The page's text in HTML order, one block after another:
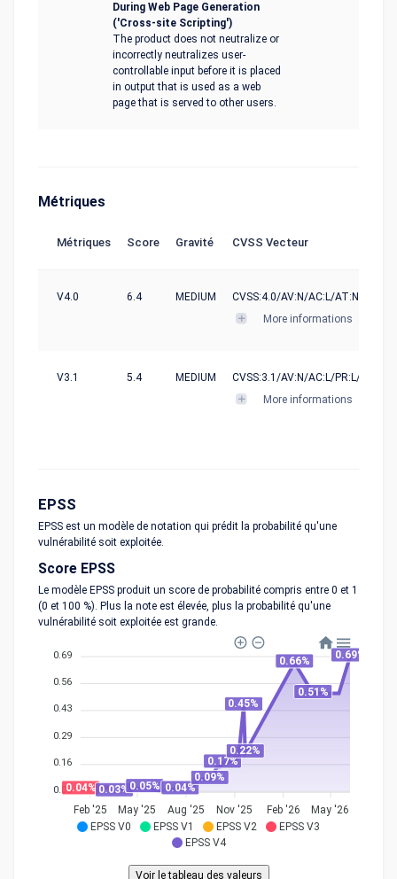
During Web Page Generation
('Cross-site Scripting')
The product does not neutralize or
incorrectly neutralizes user-
controllable input before it is placed
in output that is used as a web
page that is served to other users.
Métriques
Métriques Score Gravité CVSS Vecteur
V4.0 6.4 MEDIUM
CVSS:4.0/AV:N/AC:L/AT:N/PR:N/
More informations
V3.1 5.4 MEDIUM
CVSS:3.1/AV:N/AC:L/PR:L/UI:R/
More informations
EPSS
EPSS est un modèle de notation qui prédit la probabilité qu'une
vulnérabilité soit exploitée.
Score EPSS
Le modèle EPSS produit un score de probabilité compris entre 0 et 1
(0 et 100 %). Plus la note est élevée, plus la probabilité qu'une
vulnérabilité soit exploitée est grande.
EPSS V0 EPSS V1 EPSS V2
EPSS V3
EPSS V4
0.69
0.56
0.43
0.29
0.16
0.030.04% 0.03%0.05% 0.04%
0.09%
0.17%
0.45%
0.22%
0.66%
0.51%
0.69%
Feb '25 May '25 Aug '25 Nov '25 Feb '26 May '26